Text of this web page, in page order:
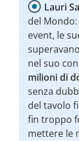
Lauri
del
event, le
nel suo
milioni di
senza
del tavolo
fin troppo
mettere le